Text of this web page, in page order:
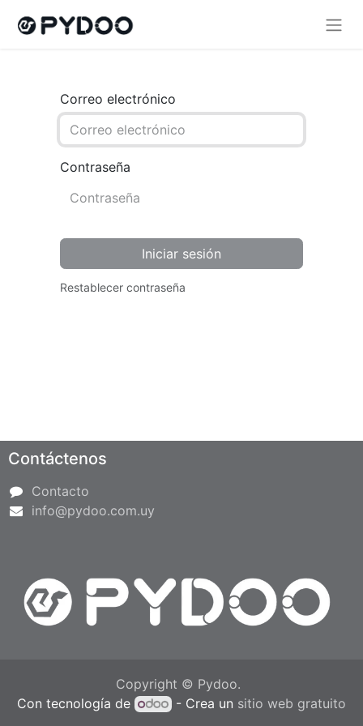
Correo electrónico
Contraseña
Iniciar sesión
Restablecer contraseña
Contáctenos
Contacto
info@pydoo.com.uy
Copyright © Pydoo.
Con tecnología de
- Crea un sitio web gratuito